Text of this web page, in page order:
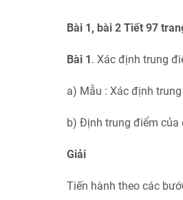
Bài 1, bài 2 Tiết 97
Bài 1. Xác định trung
a) Mẫu : Xác định
b) Định trung điểm của
Giải
Tiến hành theo các